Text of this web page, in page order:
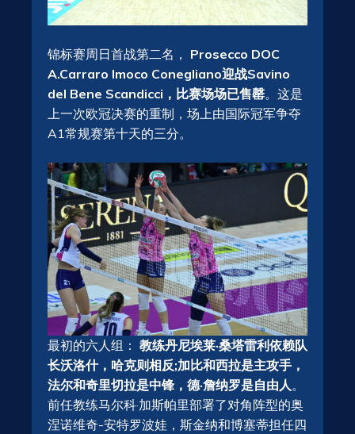
锦标赛周日首战第二名， Prosecco DOC
A.Carraro Imoco Conegliano迎战Savino
del Bene Scandicci，比赛场场已售罄。这是
上一次欧冠决赛的重制，场上由国际冠军争夺
A1常规赛第十天的三分。
最初的六人组： 教练丹尼埃莱·桑塔雷利依赖队
长沃洛什，哈克则相反;加比和西拉是主攻手，
法尔和奇里切拉是中锋，德·詹纳罗是自由人。
前任教练马尔科·加斯帕里部署了对角阵型的奥
涅诺维奇-安特罗波娃，斯金纳和博塞蒂担任四